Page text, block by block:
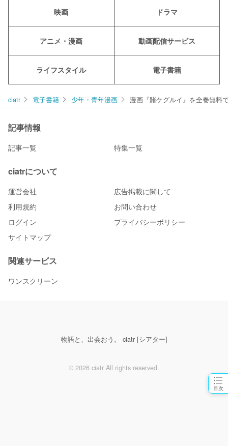
目次
映画 ドラマ
アニメ・漫画 動画配信サービス
ライフスタイル 電子書籍
ciatr 電子書籍 少年・青年漫画 漫画『賭ケグルイ』を全巻無料
記事情報
記事一覧 特集一覧
ciatrについて
運営会社
広告掲載に関して
利用規約
お問い合わせ
ログイン
プライバシーポリシー
サイトマップ
関連サービス
ワンスクリーン
物語と、出会おう。 ciatr [シアター]
© 2026 ciatr All rights reserved.